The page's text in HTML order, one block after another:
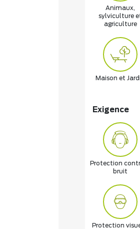
Animaux,
sylviculture
agriculture
Maison et
Exigence
Protection
bruit
Protection